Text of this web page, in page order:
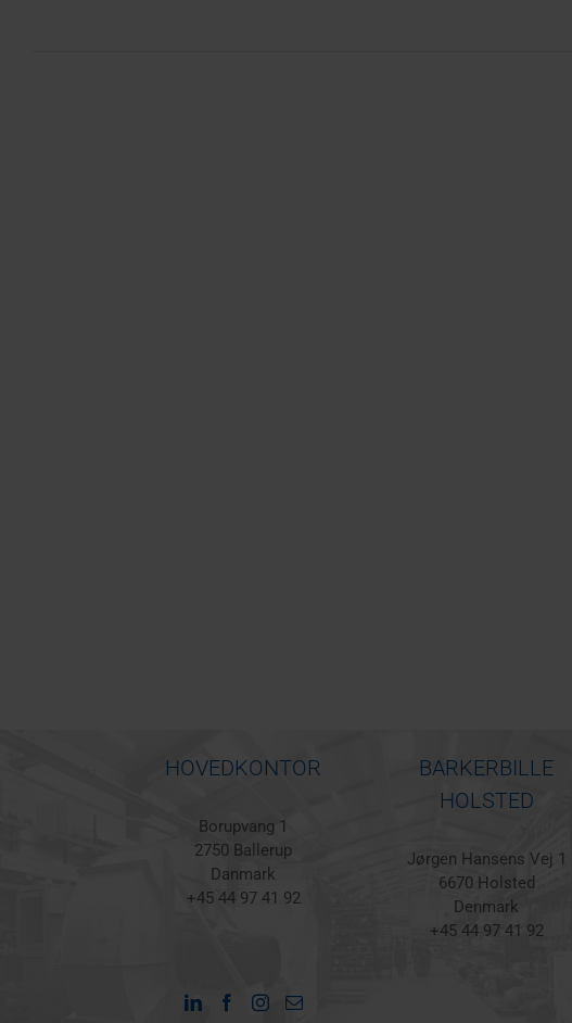
HOVEDKONTOR
Borupvang 1
2750 Ballerup
Danmark
+45 44 97 41 92
BARKERBILLE
HOLSTED
Jørgen Hansens Vej 1
6670 Holsted
Denmark
+45 44 97 41 92